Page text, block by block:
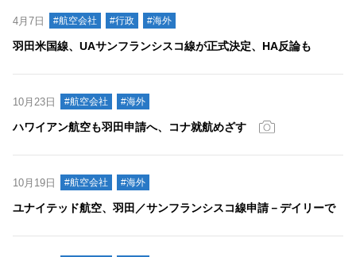
4月7日 #航空会社 #行政 #海外
羽田米国線、UAサンフランシスコ線が正式決定、HA反論も
10月23日 #航空会社 #海外
ハワイアン航空も羽田申請へ、コナ就航めざす
10月19日 #航空会社 #海外
ユナイテッド航空、羽田／サンフランシスコ線申請－デイリーで